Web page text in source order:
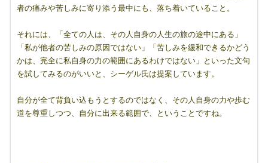
者の痛みや苦しみに寄り添う最中にも、落ち着いていること。
それには、「全ての人は、その人自身の人生の旅の途中にある」
「私が他者の苦しみの原因ではない」「苦しみを緩和できるかどう
かは、完全に私自身の力の範囲にあるわけではない」といった文句
を試してみるのがいいと、シーゲル氏は提案しています。
自分が全て背負い込もうとするのではなく、その人自身の力や歩む
道を尊重しつつ、自分に出来る範囲で、ということですね。